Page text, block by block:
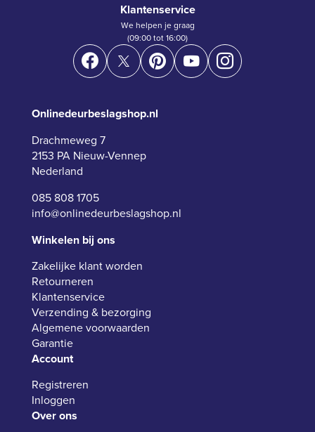
Klantenservice
We helpen je graag
(09:00 tot 16:00)
Onlinedeurbeslagshop.nl
Drachmeweg 7
2153 PA Nieuw-Vennep
Nederland
085 808 1705
info@onlinedeurbeslagshop.nl
Winkelen bij ons
Zakelijke klant worden
Retourneren
Klantenservice
Verzending & bezorging
Algemene voorwaarden
Garantie
Account
Registreren
Inloggen
Over ons